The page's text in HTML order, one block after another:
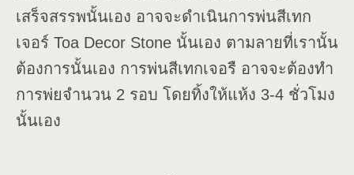
เสร็จสรรพนั้นเอง อาจจะดำเนินการพ่นสีเทก
เจอร์ Toa Decor Stone นั้นเอง ตามลายที่เรานั้น
ต้องการนั้นเอง การพ่นสีเทกเจอรื อาจจะต้องทำ
การพ่ยจำนวน 2 รอบ โดยทิ้งให้แห้ง 3-4 ชั่วโมง
นั้นเอง